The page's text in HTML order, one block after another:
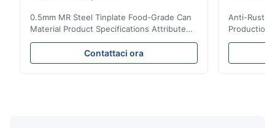
0.5mm MR Steel Tinplate Food-Grade Can
Material Product Specifications Attribute
Value Product Name 0.5mm MR Steel
Tinplate Food-Grade Can Material Material
MR, SPCC, prime Tinplate / TFS Tin Coating
Contattaci ora
Anti-Rust
Production
Value
MR, SPCC,